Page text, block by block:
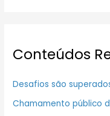
Conteúdos
Desafios são
Chamamento público